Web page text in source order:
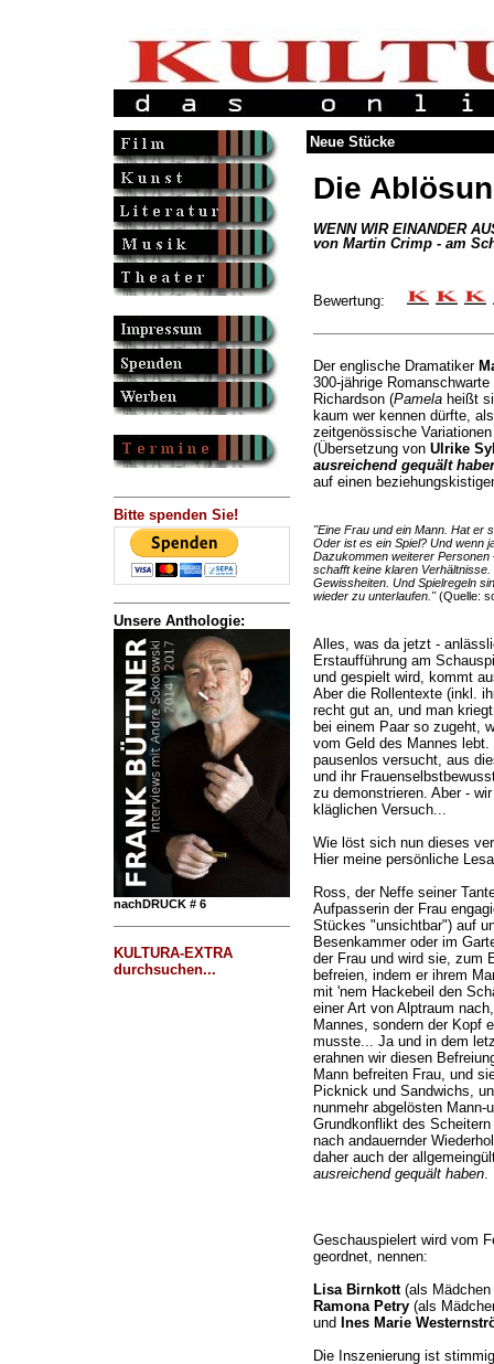
Bitte spenden Sie!
Unsere Anthologie:
nachDRUCK # 6
KULTURA-EXTRA
durchsuchen...
Neue Stücke
Die
WENN WIR EINANDER
von Martin Crimp - am
Bewertung:
Der englische Dramatiker
300-jährige
Richardson (Pamelaheißt
kaum wer kennen dürfte,
zeitgenössische
(Übersetzung von Ulrike
ausreichend gequält
auf einen
"Eine Frau und ein Mann. Hat er
Oder ist es ein Spiel? Und wenn
Dazukommen weiterer
schafft keine klaren
Gewissheiten. Und Spielregeln
wieder zu unterlaufen."(Quelle:
Alles, was da jetzt -
Erstaufführung am
und gespielt wird, kommt
Aber die Rollentexte (inkl.
recht gut an, und man
bei einem Paar so zugeht,
vom Geld des Mannes
pausenlos versucht, aus
und ihr
zu demonstrieren. Aber -
kläglichen Versuch...
Wie löst sich nun dieses
Hier meine persönliche
Ross, der Neffe seiner
Aufpasserin der Frau
Stückes "unsichtbar") auf
Besenkammer oder im
der Frau und wird sie, zum
befreien, indem er ihrem
mit 'nem Hackebeil den
einer Art von Alptraum
Mannes, sondern der Kopf
musste... Ja und in dem
erahnen wir diesen
Mann befreiten Frau, und
Picknick und Sandwichs,
nunmehr abgelösten Mann-
Grundkonflikt des
nach andauernder
daher auch der
ausreichend gequält haben.
Geschauspielert wird vom
geordnet, nennen:
Lisa Birnkott(als
Ramona Petry(als
und Ines Marie
Die Inszenierung ist